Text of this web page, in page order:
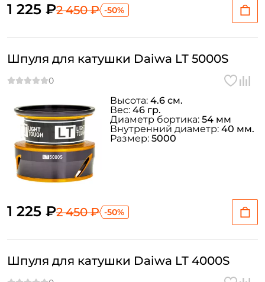
1 225 ₽2 450 ₽ -50%
Шпуля для катушки Daiwa LT 5000S
1 225 ₽2 450 ₽ -50%
Высота: 4.6 см.
Вес: 46 гр.
Диаметр бортика: 54 мм
Внутренний диаметр: 40 мм.
Размер: 5000
Шпуля для катушки Daiwa LT 4000S